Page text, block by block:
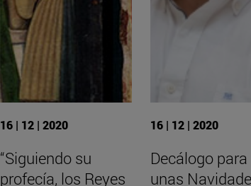
16 | 12 | 2020
“Siguiendo su
profecía, los Reyes
16 | 12 | 2020
Decálogo para
unas